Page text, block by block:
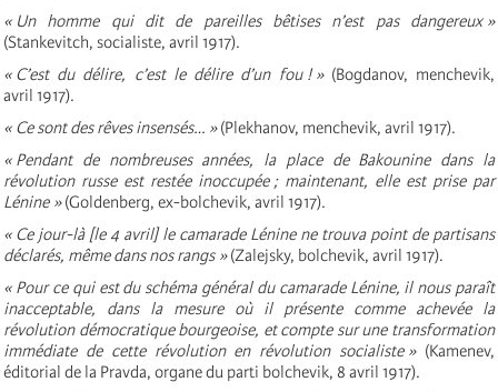
« Un homme qui dit de pareilles bêtises n’est pas dangereux »
(Stankevitch, socialiste, avril 1917).
« C’est du délire, c’est le délire d’un fou ! »(Bogdanov, menchevik,
avril 1917).
« Ce sont des rêves insensés… »(Plekhanov, menchevik, avril 1917).
« Pendant de nombreuses années, la place de Bakounine dans la
révolution russe est restée inoccupée ; maintenant, elle est prise par
Lénine »(Goldenberg, ex-bolchevik, avril 1917).
« Ce jour-là [le 4 avril] le camarade Lénine ne trouva point de partisans
déclarés, même dans nos rangs »(Zalejsky, bolchevik, avril 1917).
« Pour ce qui est du schéma général du camarade Lénine, il nous paraît
inacceptable, dans la mesure où il présente comme achevée la
révolution démocratique bourgeoise, et compte sur une transformation
immédiate de cette révolution en révolution socialiste » (Kamenev,
éditorial de la Pravda, organe du parti bolchevik, 8 avril 1917).